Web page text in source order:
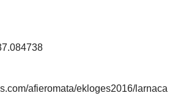
afieromata/ekloges2016/larnaca